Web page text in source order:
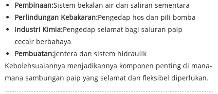
Pembinaan:Sistem bekalan air dan saliran sementara
Perlindungan Kebakaran:Pengedap hos dan pili bomba
Industri Kimia:Pengedap selamat bagi saluran paip
cecair berbahaya
Pembuatan:Jentera dan sistem hidraulik
Kebolehsuaiannya menjadikannya komponen penting di mana-
mana sambungan paip yang selamat dan fleksibel diperlukan.